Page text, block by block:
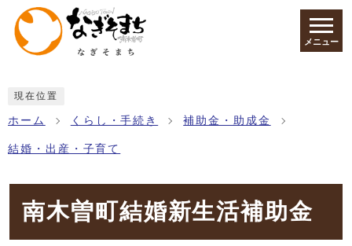
ページの先頭です
メニュー
現在位置
ホーム くらし・手続き 補助金・助成金
結婚・出産・子育て
南木曽町結婚新生活補助金